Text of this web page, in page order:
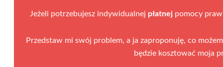
Jeżeli potrzebujesz indywidualnej płatnejpomocy
Przedstaw mi swój problem, a ja zaproponuję, co
będzie kosztować moja